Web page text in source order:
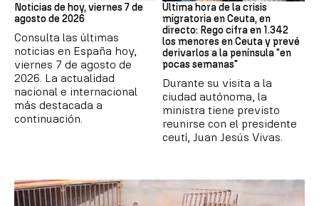
Noticias de hoy, viernes 7 de
agosto de 2026
Consulta las últimas
noticias en España hoy,
viernes 7 de agosto de
2026. La actualidad
nacional e internacional
más destacada a
continuación.
Última hora de la crisis
migratoria en Ceuta, en
directo: Rego cifra en 1.342
los menores en Ceuta y prevé
derivarlos a la península "en
pocas semanas"
Durante su visita a la
ciudad autónoma, la
ministra tiene previsto
reunirse con el presidente
ceutí, Juan Jesús Vivas.